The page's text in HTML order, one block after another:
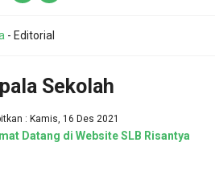
- Editorial
Sekolah
: Kamis, 16 Des 2021
Datang di Website SLB Risantya